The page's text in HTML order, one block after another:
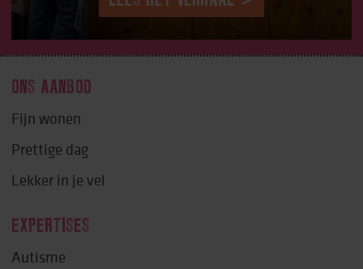
ONS AANBOD
Fijn wonen
Prettige dag
Lekker in je vel
EXPERTISES
Autisme